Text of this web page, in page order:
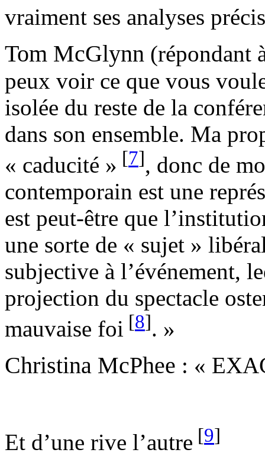
vraiment ses analyses
Tom McGlynn (répondant
peux voir ce que vous
isolée du reste de la
dans son ensemble. Ma
« caducité » [7], donc de
contemporain est une
est peut-être que
une sorte de « sujet »
subjective à l’événement,
projection du spectacle
mauvaise foi [8]. »
Christina McPhee : «
Et d’une rive l’autre [9]